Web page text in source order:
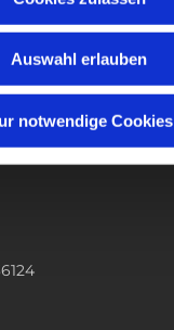
Auswahl erlauben
notwendige Cookies